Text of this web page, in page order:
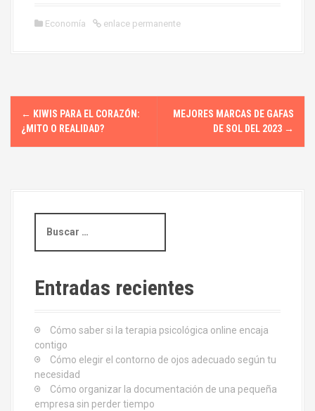
Economía enlace permanente
N← KIWIS PARA EL CORAZÓN:
¿MITO O REALIDAD?
MEJORES MARCAS DE GAFAS
DE SOL DEL 2023 →
s
a
rEntradas recientes
Cómo saber si la terapia psicológica online encaja
contigo
Cómo elegir el contorno de ojos adecuado según tu
necesidad
Cómo organizar la documentación de una pequeña
empresa sin perder tiempo